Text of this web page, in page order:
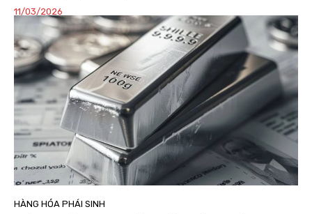
11/03/2026
HÀNG HÓA PHÁI SINH